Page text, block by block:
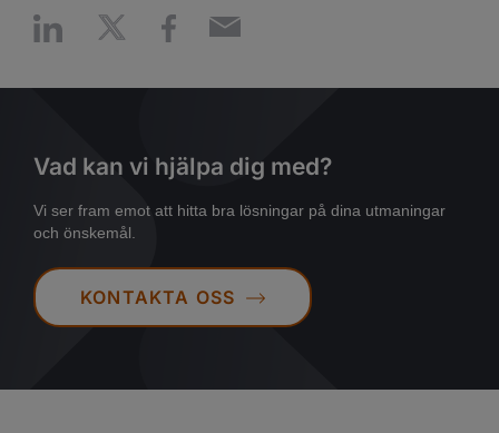
Vad kan vi hjälpa dig med?
Vi ser fram emot att hitta bra lösningar på dina utmaningar
och önskemål.
KONTAKTA OSS